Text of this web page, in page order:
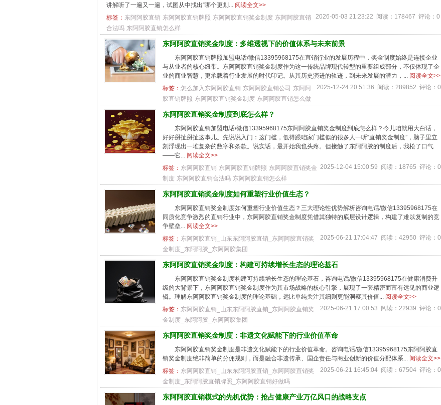
讲解听了一遍又一遍，试图从中找出“哪个更划... 阅读全文>>
2026-05-03 21:23:22 阅读：178467 评论：0
标签： 东阿阿胶直销 东阿阿胶直销牌照 东阿阿胶直销奖金制度 东阿阿胶直销
合法吗 东阿阿胶直销怎么样
东阿阿胶直销奖金制度：多维透视下的价值体系与未来前景
东阿阿胶直销牌照加盟电话/微信13395968175在直销行业的发展历程中，奖金制度始终是连接企业
与从业者的核心纽带。东阿阿胶直销奖金制度作为这一传统品牌现代转型的重要组成部分，不仅体现了企
业的商业智慧，更承载着行业发展的时代印记。从其历史演进的轨迹，到未来发展的潜力，... 阅读全文>>
2025-12-24 20:51:36 阅读：289852 评论：0
标签： 怎么加入东阿阿胶直销 东阿阿胶直销公司 东阿阿
胶直销牌照 东阿阿胶直销奖金制度 东阿阿胶直销怎么做
东阿阿胶直销奖金制度到底怎么样？
东阿阿胶直销加盟电话/微信13395968175东阿阿胶直销奖金制度到底怎么样？今儿咱就用大白话，
好好掰扯掰扯这事儿。先说说入门：这门槛，低得跟咱家门槛似的很多人一听“直销奖金制度”，脑子里立
刻浮现出一堆复杂的数字和条款。说实话，最开始我也头疼。但接触了东阿阿胶的制度后，我松了口气
——它... 阅读全文>>
2025-12-04 15:00:59 阅读：18765 评论：0
标签： 东阿阿胶直销 东阿阿胶直销牌照 东阿阿胶直销奖金
制度 东阿阿胶直销合法吗 东阿阿胶直销怎么样
东阿阿胶直销奖金制度如何重塑行业价值生态？
东阿阿胶直销奖金制度如何重塑行业价值生态？三大理论性优势解析咨询电话/微信13395968175在
同质化竞争激烈的直销行业中，东阿阿胶直销奖金制度凭借其独特的底层设计逻辑，构建了难以复制的竞
争壁垒... 阅读全文>>
2025-06-21 17:04:47 阅读：42950 评论：0
标签： 东阿阿胶直销_山东东阿阿胶直销_东阿阿胶直销奖
金制度_东阿阿胶_东阿阿胶集团
东阿阿胶直销奖金制度：构建可持续增长生态的理论基石
东阿阿胶直销奖金制度构建可持续增长生态的理论基石，咨询电话/微信13395968175在健康消费升
级的大背景下，东阿阿胶直销奖金制度作为其市场战略的核心引擎，展现了一套精密而富有远见的商业逻
辑。理解东阿阿胶直销奖金制度的理论基础，远比单纯关注其细则更能洞察其价值... 阅读全文>>
2025-06-21 17:00:53 阅读：22939 评论：0
标签： 东阿阿胶直销_山东东阿阿胶直销_东阿阿胶直销奖
金制度_东阿阿胶_东阿阿胶集团
东阿阿胶直销奖金制度：非遗文化赋能下的行业价值革命
东阿阿胶直销奖金制度是非遗文化赋能下的行业价值革命。咨询电话/微信13395968175东阿阿胶直
销奖金制度绝非简单的分佣规则，而是融合非遗传承、国企责任与商业创新的价值分配体系... 阅读全文>>
2025-06-21 16:45:04 阅读：67504 评论：0
标签： 东阿阿胶直销_山东东阿阿胶直销_东阿阿胶直销奖
金制度_东阿阿胶直销牌照_东阿阿胶直销好做吗
东阿阿胶直销模式的先机优势：抢占健康产业万亿风口的战略支点